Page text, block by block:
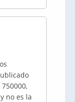
no es la